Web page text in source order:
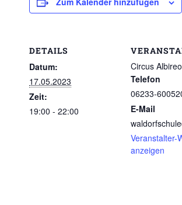
DETAILS
Datum:
17.05.2023
Zeit:
19:00 - 22:00
Circus Albireo
Telefon
06233-
E-Mail
Veranstalter-
anzeigen